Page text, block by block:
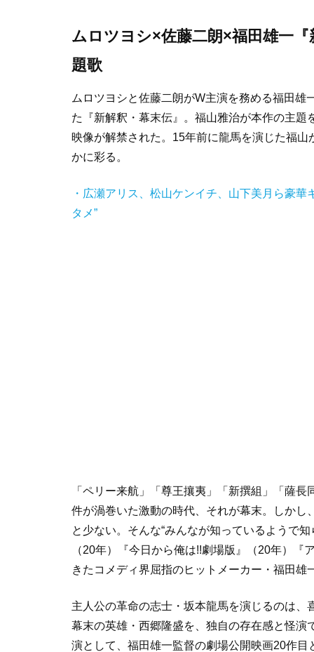
ムロツヨシ×佐藤二朗×福田雄一
題歌
ムロツヨシと佐藤二朗がW主演を務める福田雄
た『新解釈・幕末伝』。福山雅治が本作の主
映像が解禁された。15年前に龍馬を演じた福山
かに彩る。
・広瀬アリス、松山ケンイチ、山下美月ら豪
タメ”
「ペリー来航」「尊王攘夷」「新撰組」「薩
件が渦巻いた激動の時代、それが幕末。しか
と少ない。そんな“みんなが知っているようで
（20年）『今日から俺は!!劇場版』（20年）
きたコメディ界屈指のヒットメーカー・福田雄
主人公の革命の志士・坂本龍馬を演じるのは
幕末の英雄・西郷隆盛を、独自の存在感と怪
演として、福田雄一監督の劇場公開映画20作